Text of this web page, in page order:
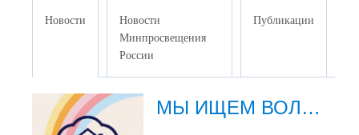
Новости
Новости
Минпросвещения
России
Публикации
МЫ ИЩЕМ ВОЛШЕБНИКОВ!